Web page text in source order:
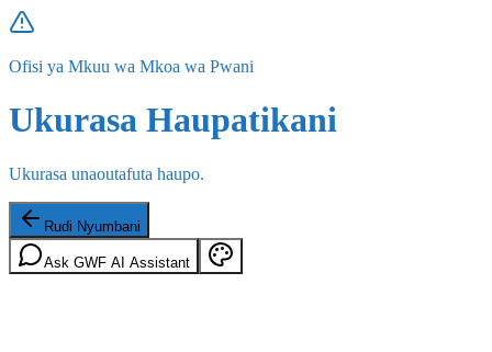
Ofisi ya Mkuu wa Mkoa wa Pwani
Ukurasa Haupatikani
Ukurasa unaoutafuta haupo.
Rudi Nyumbani
Ask GWF AI Assistant